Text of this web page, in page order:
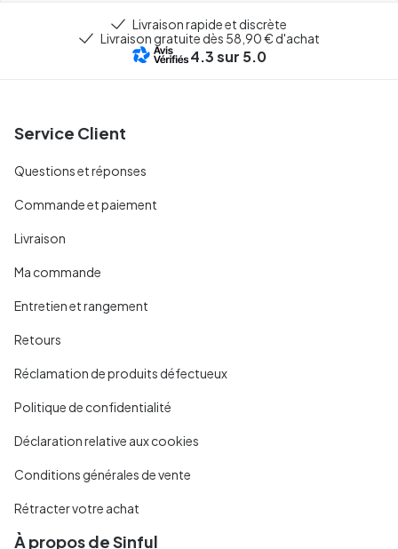
Livraison rapide et discrète
Livraison gratuite dès 58,90 € d'achat
4.3sur 5.0
Service Client
Questions et réponses
Commande et paiement
Livraison
Ma commande
Entretien et rangement
Retours
Réclamation de produits défectueux
Politique de confidentialité
Déclaration relative aux cookies
Conditions générales de vente
Rétracter votre achat
À propos de Sinful